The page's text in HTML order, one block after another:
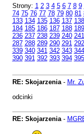
Strony: 1 2 3 4 5 6 7 8 9
74 75 76 77 78 79 80 81
133 134 135 136 137 138
184 185 186 187 188 189
236 237 238 239 240 241
287 288 289 290 291 292
339 340 341 342 343 344
390 391 392 393 394 395
RE: Skojarzenia- Mr.
odcinki
RE: Skojarzenia-